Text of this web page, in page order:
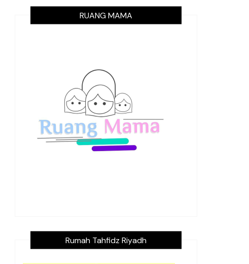
RUANG MAMA
Rumah Tahfidz Riyadh